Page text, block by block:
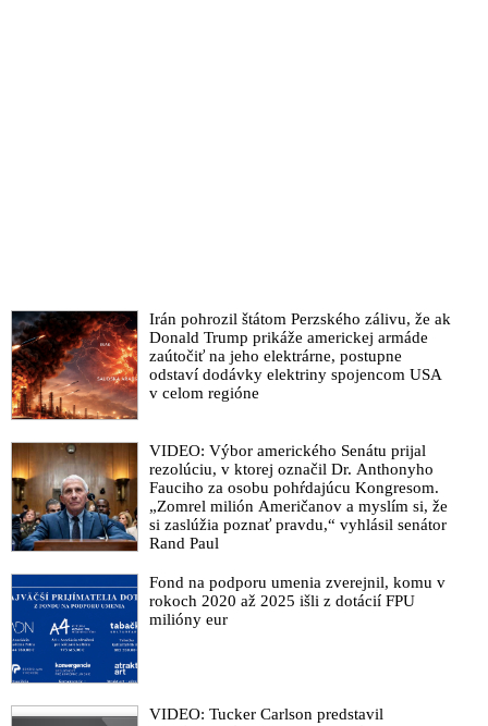
Irán pohrozil štátom Perzského zálivu, že ak
Donald Trump prikáže americkej armáde
zaútočiť na jeho elektrárne, postupne
odstaví dodávky elektriny spojencom USA
v celom regióne
VIDEO: Výbor amerického Senátu prijal
rezolúciu, v ktorej označil Dr. Anthonyho
Fauciho za osobu pohŕdajúcu Kongresom.
„Zomrel milión Američanov a myslím si, že
si zaslúžia poznať pravdu,“ vyhlásil senátor
Rand Paul
Fond na podporu umenia zverejnil, komu v
rokoch 2020 až 2025 išli z dotácií FPU
milióny eur
VIDEO: Tucker Carlson predstavil